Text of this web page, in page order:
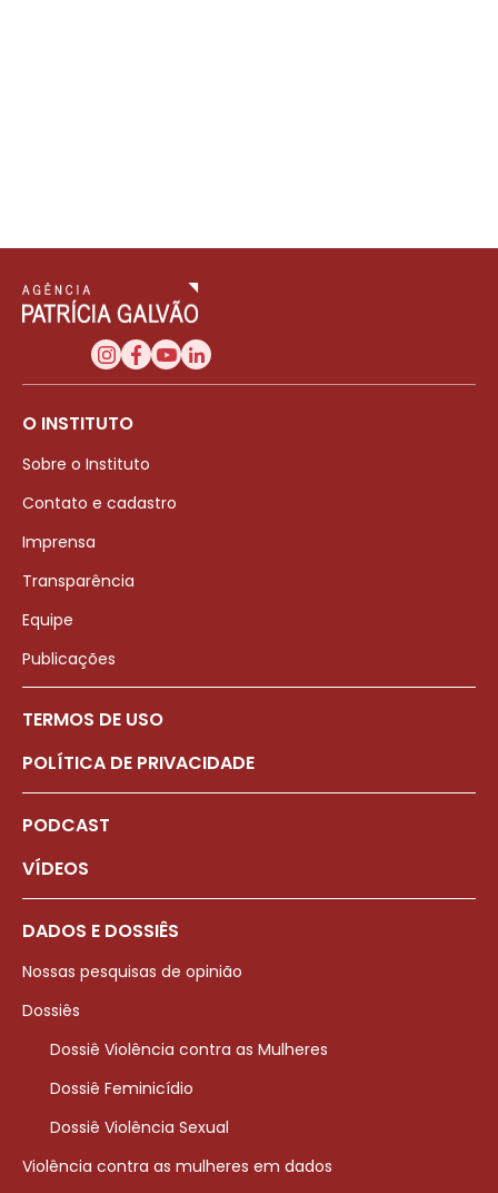
O INSTITUTO
Sobre o Instituto
Contato e cadastro
Imprensa
Transparência
Equipe
Publicações
TERMOS DE USO
POLÍTICA DE PRIVACIDADE
PODCAST
VÍDEOS
DADOS E DOSSIÊS
Nossas pesquisas de opinião
Dossiês
Dossiê Violência contra as Mulheres
Dossiê Feminicídio
Dossiê Violência Sexual
Violência contra as mulheres em dados